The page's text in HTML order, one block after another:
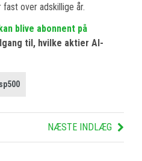
fast over adskillige år.
blive abonnent på
til, hvilke aktier AI-
sp500
NÆSTE INDLÆG